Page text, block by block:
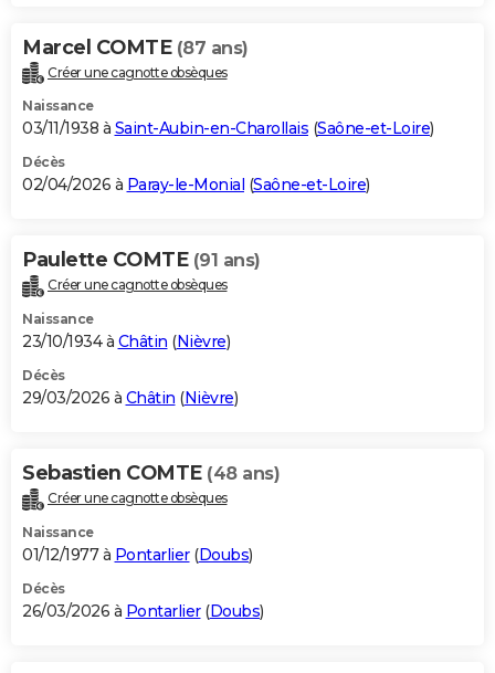
Marcel COMTE (87 ans)
Créer une cagnotte obsèques
Naissance
03/11/1938 à Saint-Aubin-en-Charollais (Saône-et-Loire)
Décès
02/04/2026 à Paray-le-Monial (Saône-et-Loire)
Paulette COMTE (91 ans)
Créer une cagnotte obsèques
Naissance
23/10/1934 à Châtin (Nièvre)
Décès
29/03/2026 à Châtin (Nièvre)
Sebastien COMTE (48 ans)
Créer une cagnotte obsèques
Naissance
01/12/1977 à Pontarlier(Doubs)
Décès
26/03/2026 à Pontarlier(Doubs)